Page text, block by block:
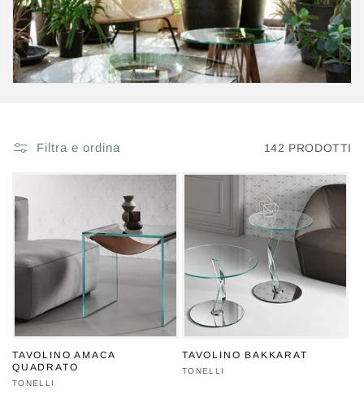
Filtra e ordina 142 PRODOTTI
TAVOLINO AMACA
QUADRATO
Produttore:
TONELLI
TAVOLINO BAKKARAT
Produttore:
TONELLI